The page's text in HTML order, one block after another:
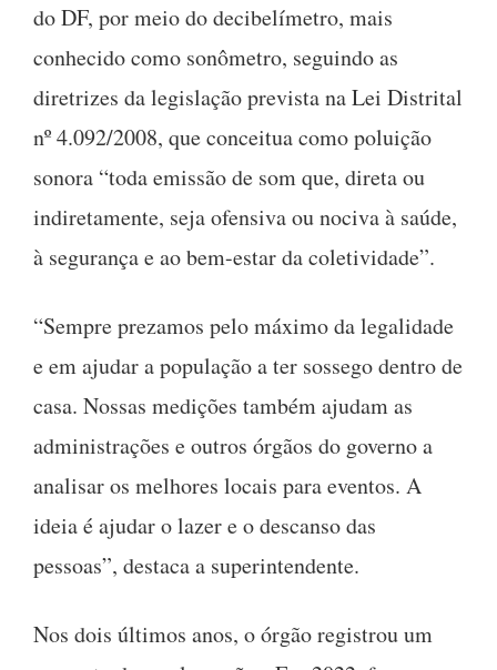
do DF, por meio do decibelímetro, mais
conhecido como sonômetro, seguindo as
diretrizes da legislação prevista na Lei Distrital
nº 4.092/2008, que conceitua como poluição
sonora “toda emissão de som que, direta ou
indiretamente, seja ofensiva ou nociva à saúde,
à segurança e ao bem-estar da coletividade”.
“Sempre prezamos pelo máximo da legalidade
e em ajudar a população a ter sossego dentro de
casa. Nossas medições também ajudam as
administrações e outros órgãos do governo a
analisar os melhores locais para eventos. A
ideia é ajudar o lazer e o descanso das
pessoas”, destaca a superintendente.
Nos dois últimos anos, o órgão registrou um